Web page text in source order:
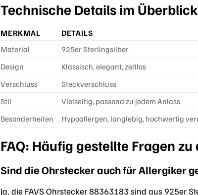
Technische Details im
MERKMAL
DETAILS
Material
925er Sterlingsilber
Design
Klassisch, elegant, zeitlos
Verschluss
Steckverschluss
Stil
Vielseitig, passend zu jedem Anlass
Besonderheiten
Hypoallergen, langlebig, hochwertig
FAQ: Häufig gestellte Fragen
Sind die Ohrstecker auch für Allergiker
Ja, die FAVS Ohrstecker 88363183 sind aus 925er